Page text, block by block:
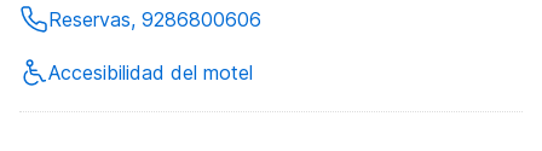
Reservas, 9286800606
Accesibilidad del motel